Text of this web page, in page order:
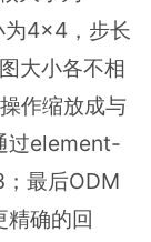
4×4，步长
大小各不相
作缩放成与
过element-
最后ODM
精确的回